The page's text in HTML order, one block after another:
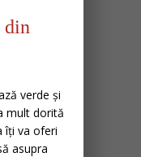
din
verde și
mult dorită
îți va oferi
asupra